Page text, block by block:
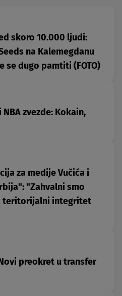
skoro 10.000 ljudi:
na Kalemegdanu
dugo pamtiti (FOTO)
zvezde: Kokain,
za medije Vučića i
"Zahvalni smo
teritorijalni integritet
preokret u transfer